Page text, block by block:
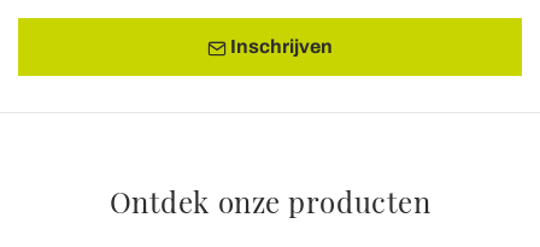
Inschrijven
Ontdek onze producten